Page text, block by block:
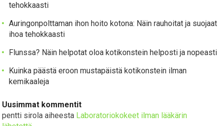
tehokkaasti
Auringonpolttaman ihon hoito kotona: Näin rauhoitat ja suojaat
ihoa tehokkaasti
Flunssa? Näin helpotat oloa kotikonstein helposti ja nopeasti
Kuinka päästä eroon mustapäistä kotikonstein ilman
kemikaaleja
Uusimmat kommentit
pentti sirola aiheesta Laboratoriokokeet ilman lääkärin